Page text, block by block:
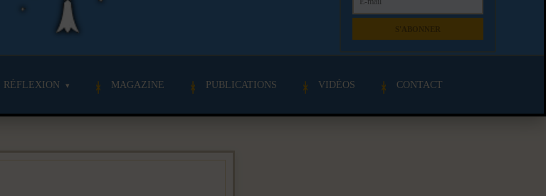
RÉFLEXION MAGAZINE PUBLICATIONS VIDÉOS CONTACT